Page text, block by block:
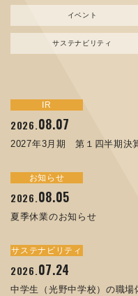
イベント
サステナビリティ
IR
2026.08.07
2027年3月期 第１四半期決
お知らせ
2026.08.05
夏季休業のお知らせ
サステナビリティ
2026.07.24
中学生（光野中学校）の職場
新規事業
2024.04.10
資源ごみAI 自動選別機 販
お知らせ
2026.08.05
夏季休業のお知らせ
お知らせ
2025.11.17
コラムを更新しました：
お知らせ
2025. 09.02
トピックス
2026.07.17
ORANGE NEWS Vol. 014を
トピックス
2026.04.17
ORANGE NEWS Vol. 013を
トピックス
2025.10.01
高松流技Vol.25を掲載しまし
イベント
2026.04.03
MEX金沢2026 出展のご案
イベント
2025.08.29
MECT 2025 出展のご案内 ※
イベント
2025.04.16
MEX金沢2025 出展のご案
IR
2026.08.07
2027年3月期 第１四半期決
IR
2026.07.22
譲渡制限付株式報酬としての
IR
2026. 07.07
サステナビリティ
2026.07.24
中学生（光野中学校）の職
サステナビリティ
2026.06.12
人材戦略を策定しました
サステナビリティ
2026.03.26
「健康経営優良法人２０２６